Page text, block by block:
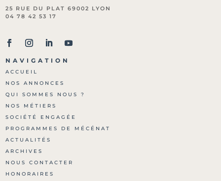
25 RUE DU PLAT 69002 LYON
04 78 42 53 17
NAVIGATION
ACCUEIL
NOS ANNONCES
QUI SOMMES NOUS ?
NOS MÉTIERS
SOCIÉTÉ ENGAGÉE
PROGRAMMES DE MÉCÉNAT
ACTUALITÉS
ARCHIVES
NOUS CONTACTER
HONORAIRES